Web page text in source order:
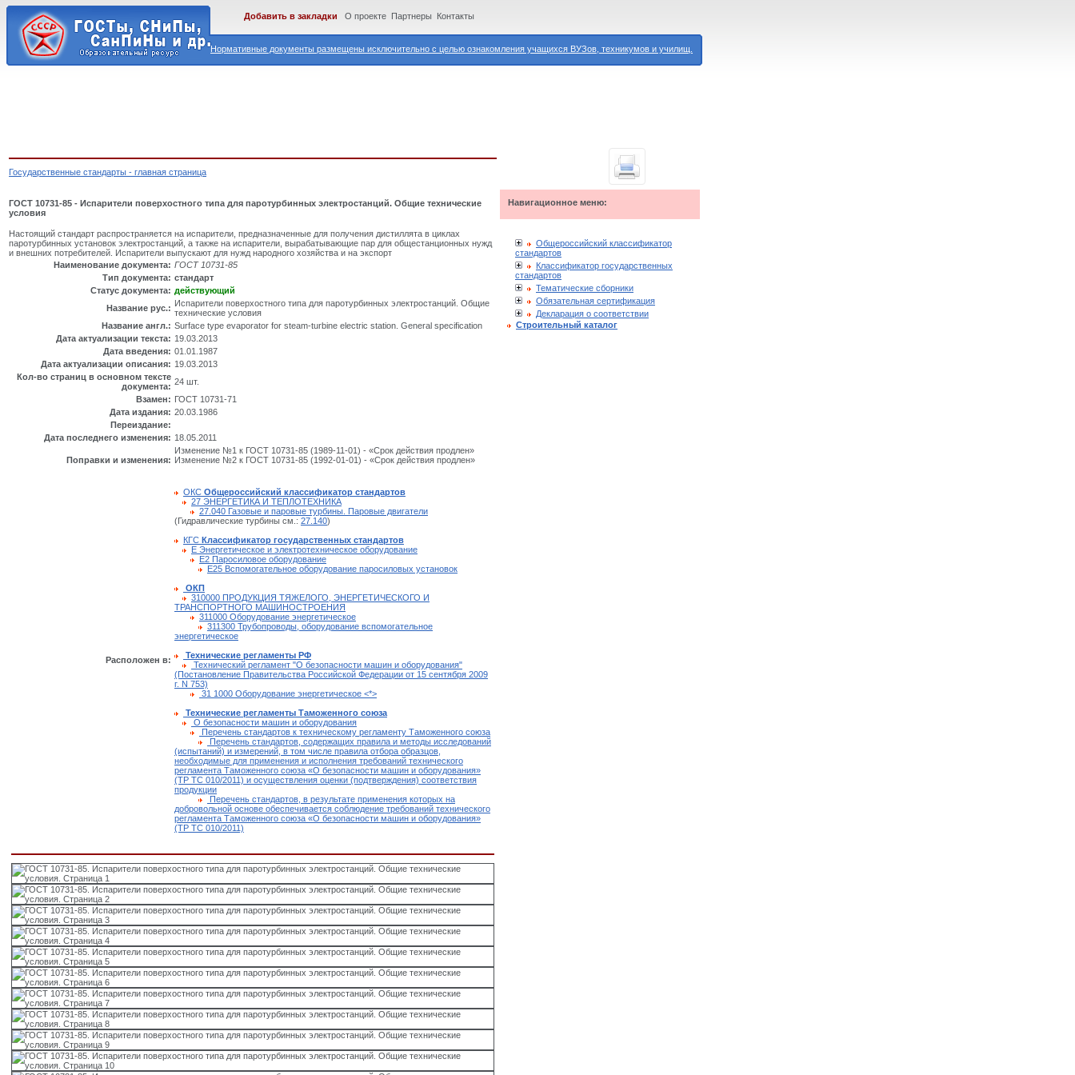
Нормативные документы размещены исключительно с целью ознакомления учащихся ВУЗов, техникумов и училищ.
Добавить в закладки О проекте Партнеры Контакты
Государственные стандарты - главная страница
ГОСТ 10731-85 - Испарители поверхостного типа для паротурбинных электростанций. Общие технические
условия
Настоящий стандарт распространяется на испарители, предназначенные для получения дистиллята в циклах
паротурбинных установок электростанций, а также на испарители, вырабатывающие пар для общестанционных нужд
и внешних потребителей. Испарители выпускают для нужд народного хозяйства и на экспорт
Наименование документа: ГОСТ 10731-85
Тип документа: стандарт
Статус документа: действующий
Название рус.: Испарители поверхостного типа для паротурбинных электростанций. Общие
технические условия
Название англ.: Surface type evaporator for steam-turbine electric station. General specification
Дата актуализации текста: 19.03.2013
Дата введения: 01.01.1987
Дата актуализации описания: 19.03.2013
Кол-во страниц в основном тексте
документа: 24 шт.
Взамен: ГОСТ 10731-71
Дата издания: 20.03.1986
Переиздание:
Дата последнего изменения: 18.05.2011
Поправки и изменения:
Изменение №1 к ГОСТ 10731-85 (1989-11-01) - «Срок действия продлен»
Изменение №2 к ГОСТ 10731-85 (1992-01-01) - «Срок действия продлен»
Расположен в:
ОКС Общероссийский классификатор стандартов
27 ЭНЕРГЕТИКА И ТЕПЛОТЕХНИКА
27.040 Газовые и паровые турбины. Паровые двигатели
(Гидравлические турбины см.: 27.140)
КГС Классификатор государственных стандартов
Е Энергетическое и электротехническое оборудование
Е2 Паросиловое оборудование
Е25 Вспомогательное оборудование паросиловых установок
ОКП
310000 ПРОДУКЦИЯ ТЯЖЕЛОГО, ЭНЕРГЕТИЧЕСКОГО И
ТРАНСПОРТНОГО МАШИНОСТРОЕНИЯ
311000 Оборудование энергетическое
311300 Трубопроводы, оборудование вспомогательное
энергетическое
Технические регламенты РФ
Технический регламент "О безопасности машин и оборудования"
(Постановление Правительства Российской Федерации от 15 сентября 2009
г. N 753)
31 1000 Оборудование энергетическое <*>
Технические регламенты Таможенного союза
О безопасности машин и оборудования
Перечень стандартов к техническому регламенту Таможенного союза
Перечень стандартов, содержащих правила и методы исследований
(испытаний) и измерений, в том числе правила отбора образцов,
необходимые для применения и исполнения требований технического
регламента Таможенного союза «О безопасности машин и оборудования»
(ТР ТС 010/2011) и осуществления оценки (подтверждения) соответствия
продукции
Перечень стандартов, в результате применения которых на
добровольной основе обеспечивается соблюдение требований технического
регламента Таможенного союза «О безопасности машин и оборудования»
(ТР ТС 010/2011)
Навигационное меню:
Общероссийский классификатор
стандартов
Классификатор государственных
стандартов
Тематические сборники
Обязательная сертификация
Декларация о соответствии
Строительный каталог